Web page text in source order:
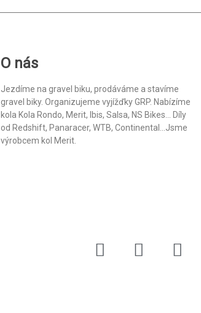
O nás
Jezdíme na gravel biku, prodáváme a stavíme
gravel biky. Organizujeme vyjížďky GRP. Nabízíme
kola Kola Rondo, Merit, Ibis, Salsa, NS Bikes... Díly
od Redshift, Panaracer, WTB, Continental...Jsme
výrobcem kol Merit.